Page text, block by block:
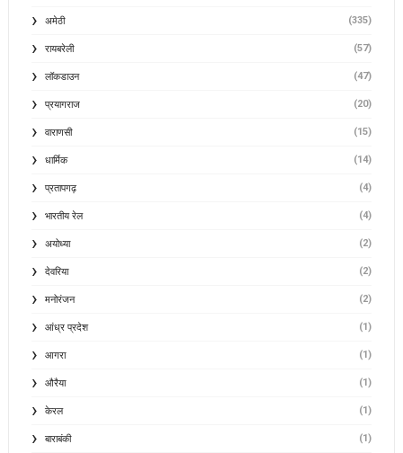
अमेठी (335)
रायबरेली (57)
लॉकडाउन (47)
प्रयागराज (20)
वाराणसी (15)
धार्मिक (14)
प्रतापगढ़ (4)
भारतीय रेल (4)
अयोध्या (2)
देवरिया (2)
मनोरंजन (2)
आंध्र प्रदेश (1)
आगरा (1)
औरैया (1)
केरल (1)
बाराबंकी (1)